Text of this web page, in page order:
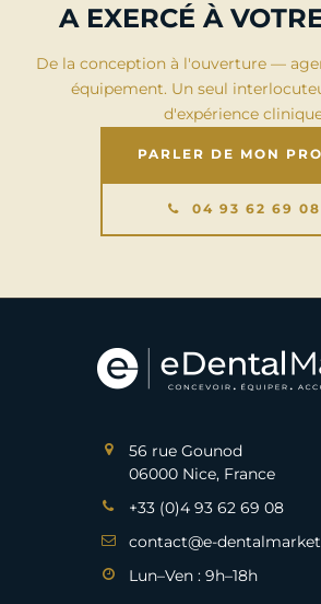
A EXERCÉ À
De la conception à l'ouverture —
équipement. Un seul
d'expérience
PARLER DE MON
04 93 62 69 08
56 rue Gounod
06000 Nice, France
+33 (0)4 93 62 69 08
contact@e-
Lun–Ven : 9h–18h